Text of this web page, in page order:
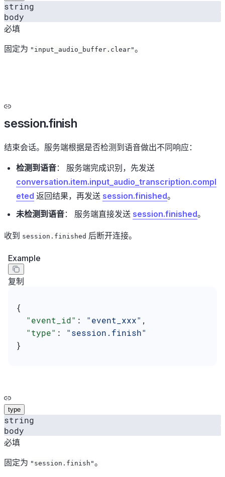
string
body
必填
固定为 "input_audio_buffer.clear"。
session.finish
结束会话。服务端根据是否检测到语音做出不同响应：
检测到语音： 服务端完成识别，先发送
conversation.item.input_audio_transcription.compl
eted 返回结果，再发送 session.finished。
未检测到语音： 服务端直接发送 session.finished。
收到 session.finished 后断开连接。
Example
复制
{
  "event_id"
: "event_xxx" ,
  "type"
: "session.finish"
}
type
string
body
必填
固定为 "session.finish"。